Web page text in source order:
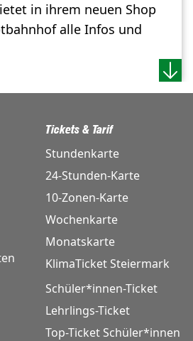
in ihrem neuen Shop
alle Infos und
Tickets & Tarif
Stundenkarte
24-Stunden-Karte
10-Zonen-Karte
Wochenkarte
Monatskarte
KlimaTicket Steiermark
Schüler*innen-Ticket
Lehrlings-Ticket
Top-Ticket Schüler*innen